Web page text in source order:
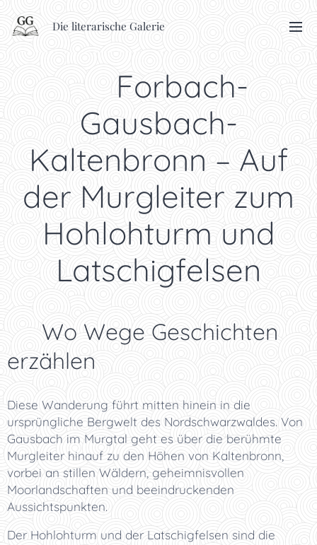
Die literarische Galerie
🥾 Forbach-
Gausbach-
Kaltenbronn – Auf
der Murgleiter zum
Hohlohturm und
Latschigfelsen
✨ Wo Wege Geschichten
erzählen
Diese Wanderung führt mitten hinein in die
ursprüngliche Bergwelt des Nordschwarzwaldes. Von
Gausbach im Murgtal geht es über die berühmte
Murgleiter hinauf zu den Höhen von Kaltenbronn,
vorbei an stillen Wäldern, geheimnisvollen
Moorlandschaften und beeindruckenden
Aussichtspunkten.
Der Hohlohturm und der Latschigfelsen sind die